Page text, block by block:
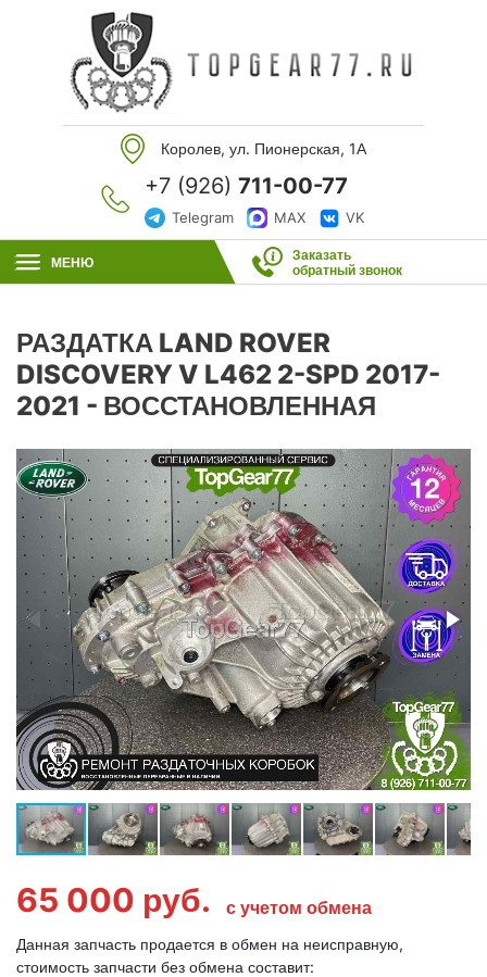
Королев, ул. Пионерская, 1А
+7 (926) 711-00-77
Telegram MAX VK
МЕНЮ
Заказать
обратный звонок
РАЗДАТКА LAND ROVER
DISCOVERY V L462 2-SPD 2017-
2021 - ВОССТАНОВЛЕННАЯ
65 000 руб. с учетом обмена
Данная запчасть продается в обмен на неисправную,
стоимость запчасти без обмена составит: